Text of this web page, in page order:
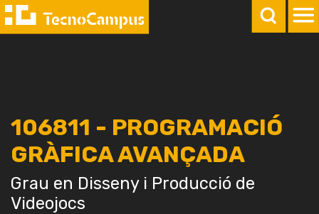
106811 - PROGRAMACIÓ
GRÀFICA AVANÇADA
Grau en Disseny i Producció de
Videojocs